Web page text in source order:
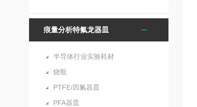
痕量分析特氟龙器皿
半导体行业实验耗材
烧瓶
PTFE/四氟器皿
PFA器皿